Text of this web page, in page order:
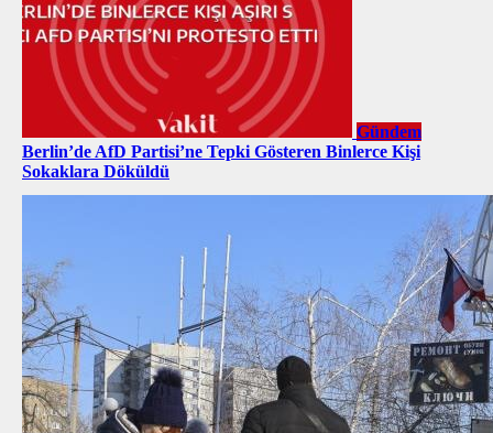
Gündem
Berlin’de AfD Partisi’ne Tepki Gösteren Binlerce Kişi
Sokaklara Döküldü